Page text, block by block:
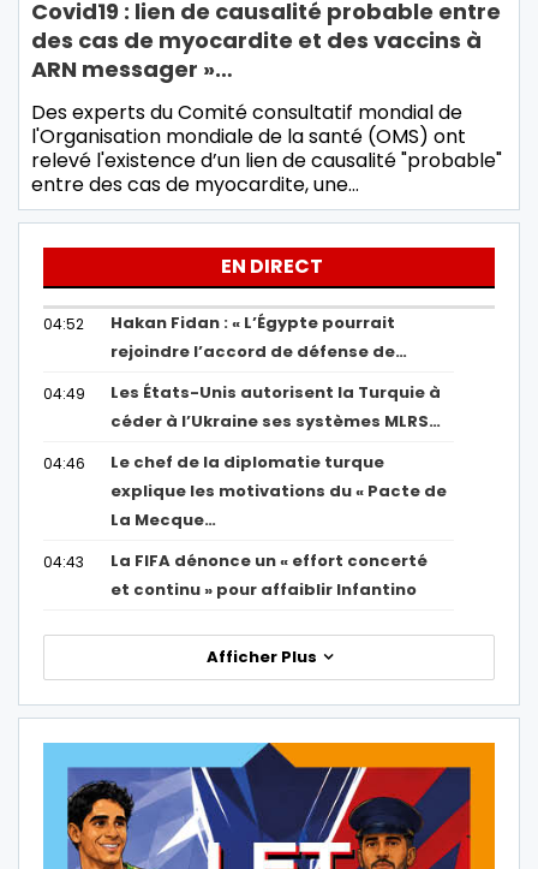
Covid19 : lien de causalité probable entre
des cas de myocardite et des vaccins à
ARN messager »…
Des experts du Comité consultatif mondial de
l'Organisation mondiale de la santé (OMS) ont
relevé l'existence d’un lien de causalité "probable"
entre des cas de myocardite, une…
EN DIRECT
04:52
Hakan Fidan : « L’Égypte pourrait
rejoindre l’accord de défense de…
04:49
Les États-Unis autorisent la Turquie à
céder à l’Ukraine ses systèmes MLRS…
04:46
Le chef de la diplomatie turque
explique les motivations du « Pacte de
La Mecque…
04:43
La FIFA dénonce un « effort concerté
et continu » pour affaiblir Infantino
Afficher Plus